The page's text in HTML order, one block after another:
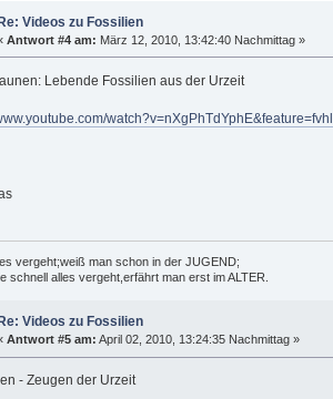
Videos zu Fossilien
Antwort #4 am: März 12, 2010, 13:42:40 Nachmittag »
Lebende Fossilien aus der Urzeit
watch?v=nXgPhTdYphE&feature=fvhl
vergeht;weiß man schon in der JUGEND;
schnell alles vergeht,erfährt man erst im ALTER.
Re: Videos zu Fossilien
Antwort #5 am: April 02, 2010, 13:24:35 Nachmittag »
- Zeugen der Urzeit